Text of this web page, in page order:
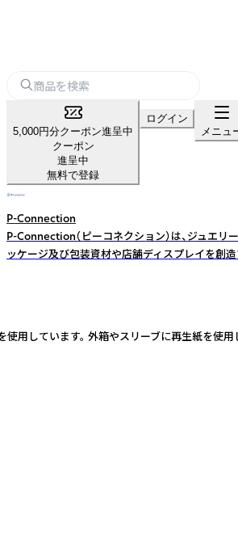
5,000円分クーポン進呈中
クーポン
進呈中
無料で登録
ログイン
メニュ
P-Connection
P-Connection（ピーコネクション）は、ジュエリ
ッケージ及び包装資材や店舗ディスプレイを創造
います。 外箱やスリーブに再生紙を使